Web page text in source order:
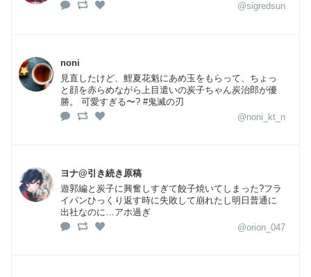
@sigredsun
noni
見直したけど、鯉夏花魁にあめ玉をもらって、ちょっ
と顔を赤らめながら上目遣いの炭子ちゃん炭治郎が優
勝。 可愛すぎる〜? #鬼滅の刃
@noni_kt_n
ヨナ@引き続き原稿
遊郭編と炭子に興奮しすぎて餃子焼いてしまった?フラ
イパンひっくり返す時に失敗して崩れたし明日普通に
出社なのに…アホ過ぎ
@orion_047